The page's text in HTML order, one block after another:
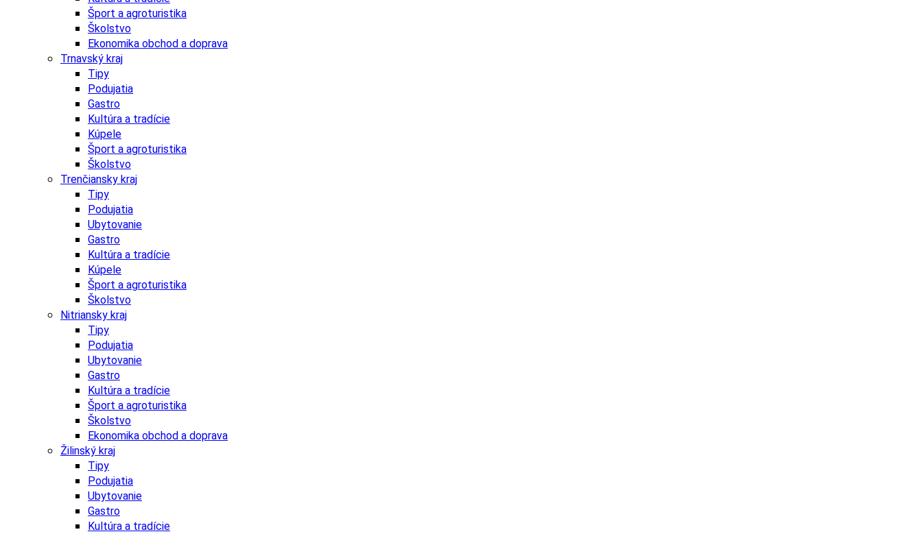
Šport a agroturistika
Školstvo
Ekonomika obchod a doprava
Trnavský kraj
Tipy
Podujatia
Gastro
Kultúra a tradície
Kúpele
Šport a agroturistika
Školstvo
Trenčiansky kraj
Tipy
Podujatia
Ubytovanie
Gastro
Kultúra a tradície
Kúpele
Šport a agroturistika
Školstvo
Nitriansky kraj
Tipy
Podujatia
Ubytovanie
Gastro
Kultúra a tradície
Šport a agroturistika
Školstvo
Ekonomika obchod a doprava
Žilinský kraj
Tipy
Podujatia
Ubytovanie
Gastro
Kultúra a tradície